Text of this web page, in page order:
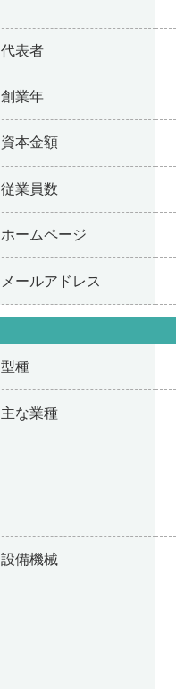
代表者
創業年
資本金額
従業員数
ホームページ
メールアドレス
型種
主な業種
設備機械